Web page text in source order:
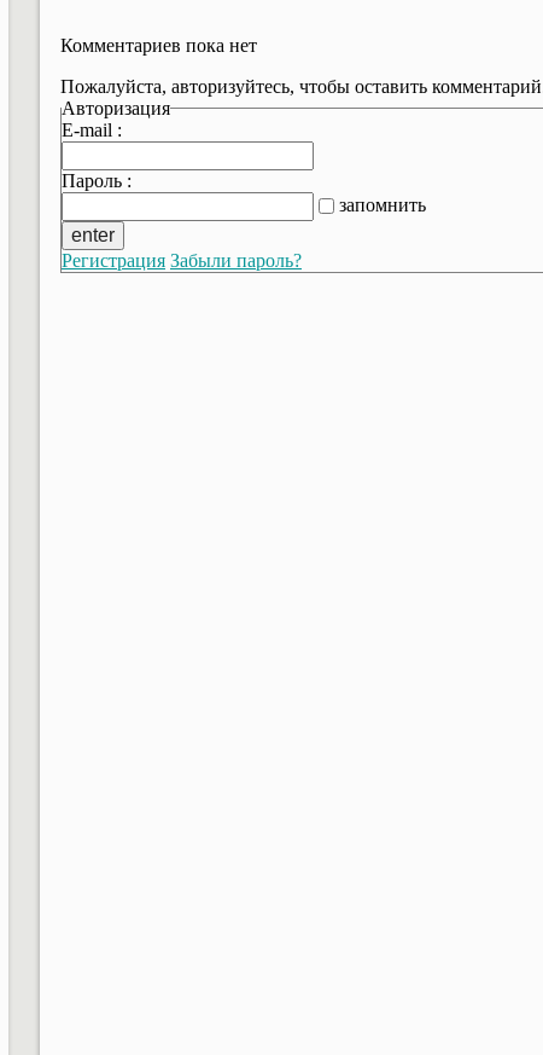
Комментариев пока нет
Пожалуйста, авторизуйтесь, чтобы оставить
Авторизация
E-mail :
Пароль :
запомнить
Регистрация Забыли пароль?